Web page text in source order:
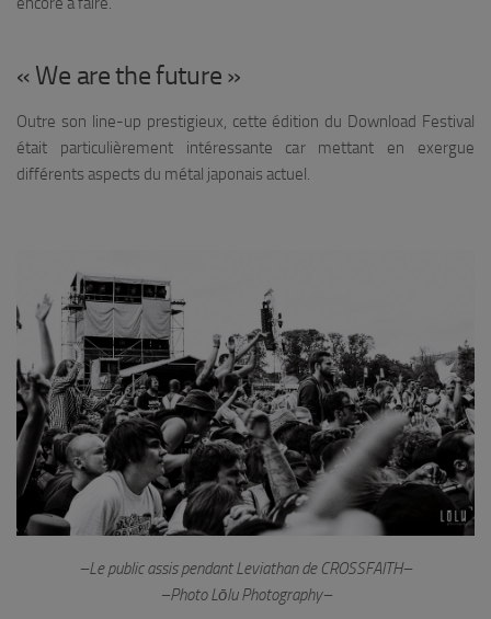
« We are the future »
Outre son line-up prestigieux, cette édition du Download Festival
était particulièrement intéressante car mettant en exergue
différents aspects du métal japonais actuel.
–Le public assis pendant Leviathan de CROSSFAITH–
–Photo Lōlu Photography–